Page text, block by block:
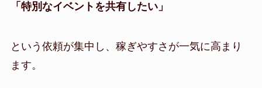
「特別なイベントを共有したい」
という依頼が集中し、稼ぎやすさが一気に高まり
ます。